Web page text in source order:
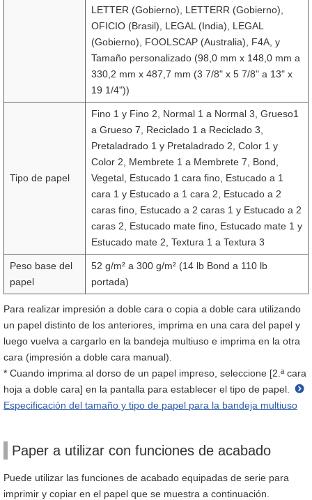
LETTER (Gobierno), LETTERR (Gobierno),
OFICIO (Brasil), LEGAL (India), LEGAL
(Gobierno), FOOLSCAP (Australia), F4A, y
Tamaño personalizado (98,0 mm x 148,0 mm a
330,2 mm x 487,7 mm (3 7/8" x 5 7/8" a 13" x
19 1/4"))
Tipo de papel
Fino 1 y Fino 2, Normal 1 a Normal 3, Grueso1
a Grueso 7, Reciclado 1 a Reciclado 3,
Pretaladrado 1 y Pretaladrado 2, Color 1 y
Color 2, Membrete 1 a Membrete 7, Bond,
Vegetal, Estucado 1 cara fino, Estucado a 1
cara 1 y Estucado a 1 cara 2, Estucado a 2
caras fino, Estucado a 2 caras 1 y Estucado a 2
caras 2, Estucado mate fino, Estucado mate 1 y
Estucado mate 2, Textura 1 a Textura 3
Peso base del
papel
52 g/m² a 300 g/m² (14 lb Bond a 110 lb
portada)
Para realizar impresión a doble cara o copia a doble cara utilizando
un papel distinto de los anteriores, imprima en una cara del papel y
luego vuelva a cargarlo en la bandeja multiuso e imprima en la otra
cara (impresión a doble cara manual).
* Cuando imprima al dorso de un papel impreso, seleccione [2.ª cara
hoja a doble cara] en la pantalla para establecer el tipo de papel.
Especificación del tamaño y tipo de papel para la bandeja multiuso
Paper a utilizar con funciones de acabado
Puede utilizar las funciones de acabado equipadas de serie para
imprimir y copiar en el papel que se muestra a continuación.